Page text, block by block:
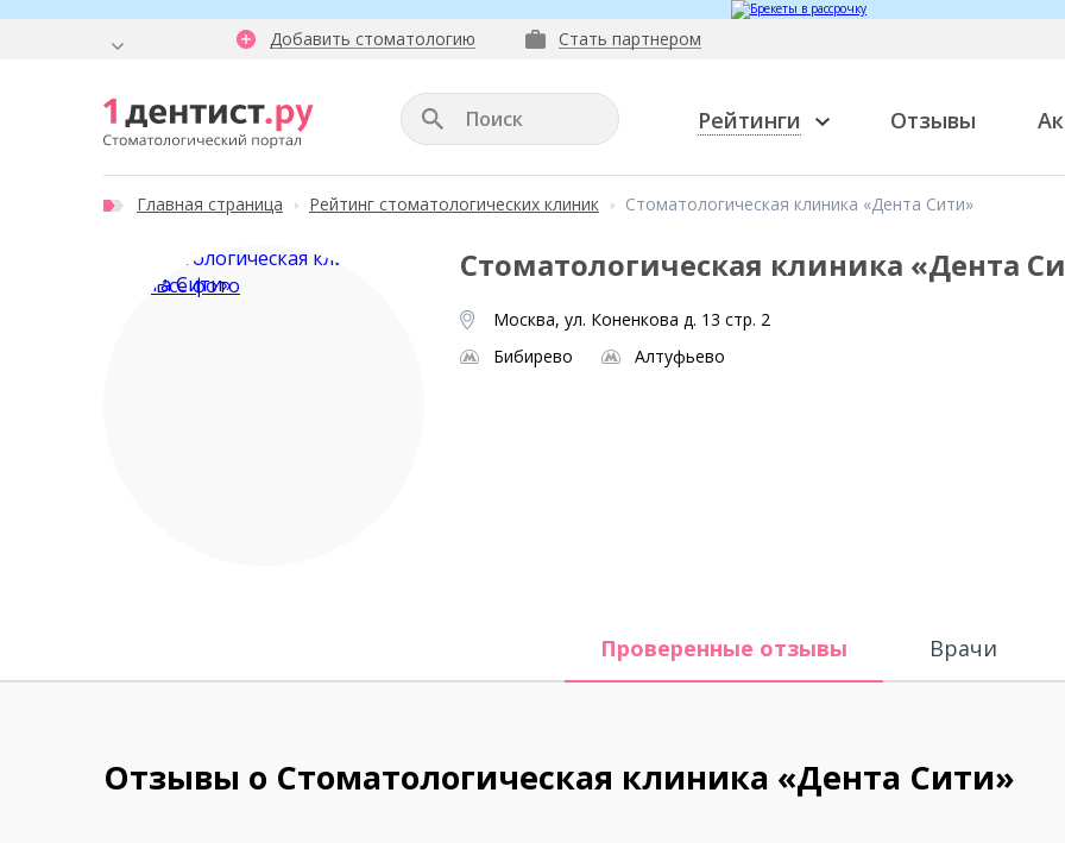
Добавить стоматологию Стать партнером
Рейтинги Отзывы
Главная страница Рейтинг стоматологических клиник Стоматологическая клиника «Дента Сити»
Все фото
Стоматологическая клиника «Дента
Москва, ул. Коненкова д. 13 стр. 2
Бибирево
Алтуфьево
Проверенные отзывы Врачи
Отзывы о Стоматологическая клиника «Дента Сити»